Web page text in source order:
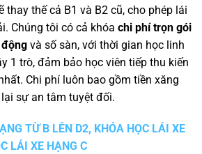
thay thế cả B1 và B2 cũ, cho phép lái
Chúng tôi có cả khóa chi phí trọn gói
và số sàn, với thời gian học linh
1 trò, đảm bảo học viên tiếp thu kiến
Chi phí luôn bao gồm tiền xăng
sự an tâm tuyệt đối.
TỪ B LÊN D2, KHÓA HỌC LÁI XE
LÁI XE HẠNG C